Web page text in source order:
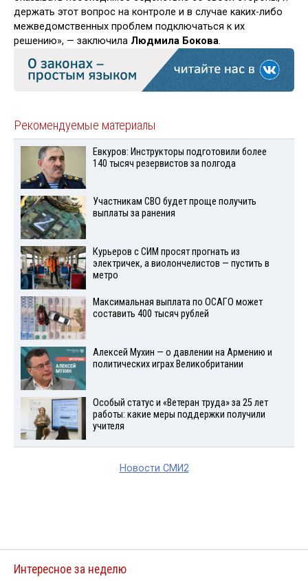
держать этот вопрос на контроле и в случае каких-либо
межведомственных проблем подключаться к их
решению», — заключила Людмила Бокова.
Рекомендуемые материалы
Евкуров: Инструкторы подготовили более
140 тысяч резервистов за полгода
Участникам СВО будет проще получить
выплаты за ранения
Курьеров с СИМ просят прогнать из
электричек, а виолончелистов — пустить в
метро
Максимальная выплата по ОСАГО может
составить 400 тысяч рублей
Алексей Мухин — о давлении на Армению и
политических играх Великобритании
Особый статус и «Ветеран труда» за 25 лет
работы: какие меры поддержки получили
учителя
Новости СМИ2
Интересное за неделю